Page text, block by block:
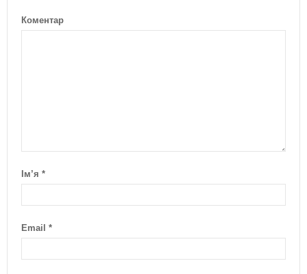
Коментар
Ім’я *
Email *